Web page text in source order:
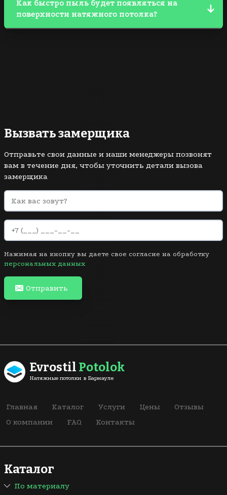
обеспечить доступ к стенам по периметру
помещения и убрать (закрыть защитной
плёнкой) мелкие детали интерьера и мебель.
Как быстро пыль будет появляться на
поверхности натяжного потолка?
Вызвать замерщика
Отправьте свои данные и наши менеджеры позвонят
вам в течение дня, чтобы уточнить детали вызова
замерщика
Нажимая на кнопку вы даете свое согласие на обработку
персональных данных
Отправить
Evrostil Potolok
Натяжные потолки в Барнауле
Главная Каталог Услуги Цены
Отзывы
О компании
FAQ Контакты
Каталог
По материалу